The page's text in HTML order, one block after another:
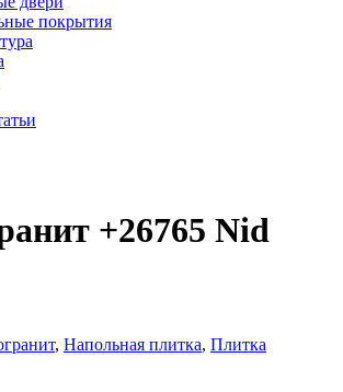
покрытия
+26765 Nid
, Напольная плитка, Плитка